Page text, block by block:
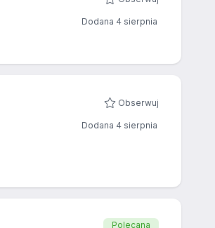
Dodana 4 sierpnia
Obserwuj
Dodana 4 sierpnia
Polecana